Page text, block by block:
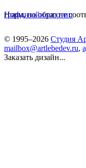
Норм, но образ не
графдизайнлоготип
© 1995–2026 Студия
mailbox@artlebedev.ru,
Заказать дизайн...